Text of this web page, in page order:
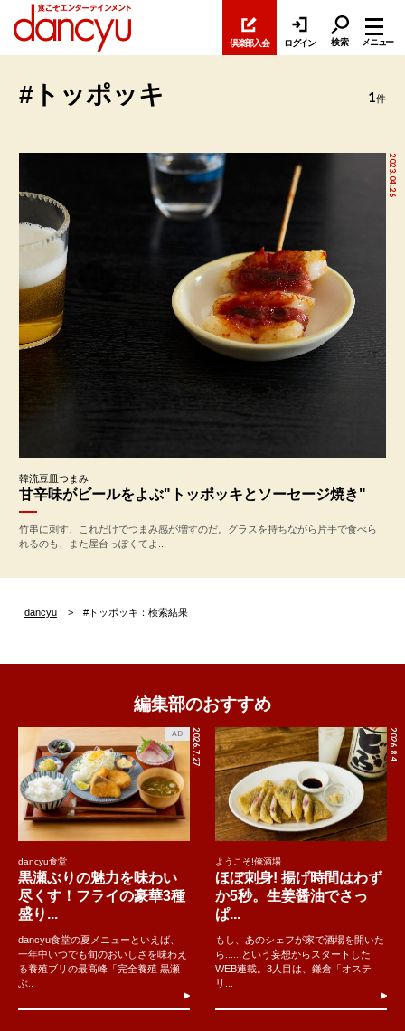
倶楽部入会 ログイン 検索 メニュー
#トッポッキ 1件
2023.04.26
韓流豆皿つまみ
甘辛味がビールをよぶ"トッポッキとソーセージ焼き"
竹串に刺す、これだけでつまみ感が増すのだ。グラスを持ちながら片手で食べら
れるのも、また屋台っぽくてよ...
dancyu #トッポッキ：検索結果
編集部のおすすめ
2026.7.27
AD
dancyu食堂
黒瀬ぶりの魅力を味わい
尽くす！フライの豪華3種
盛り...
dancyu食堂の夏メニューといえば、
一年中いつでも旬のおいしさを味わえ
る養殖ブリの最高峰「完全養殖 黒瀬
ぶ..
2026.8.4
ようこそ!俺酒場
ほぼ刺身! 揚げ時間はわず
か5秒。生姜醤油でさっ
ぱ...
もし、あのシェフが家で酒場を開いた
ら......という妄想からスタートした
WEB連載。3人目は、鎌倉「オステ
リ...